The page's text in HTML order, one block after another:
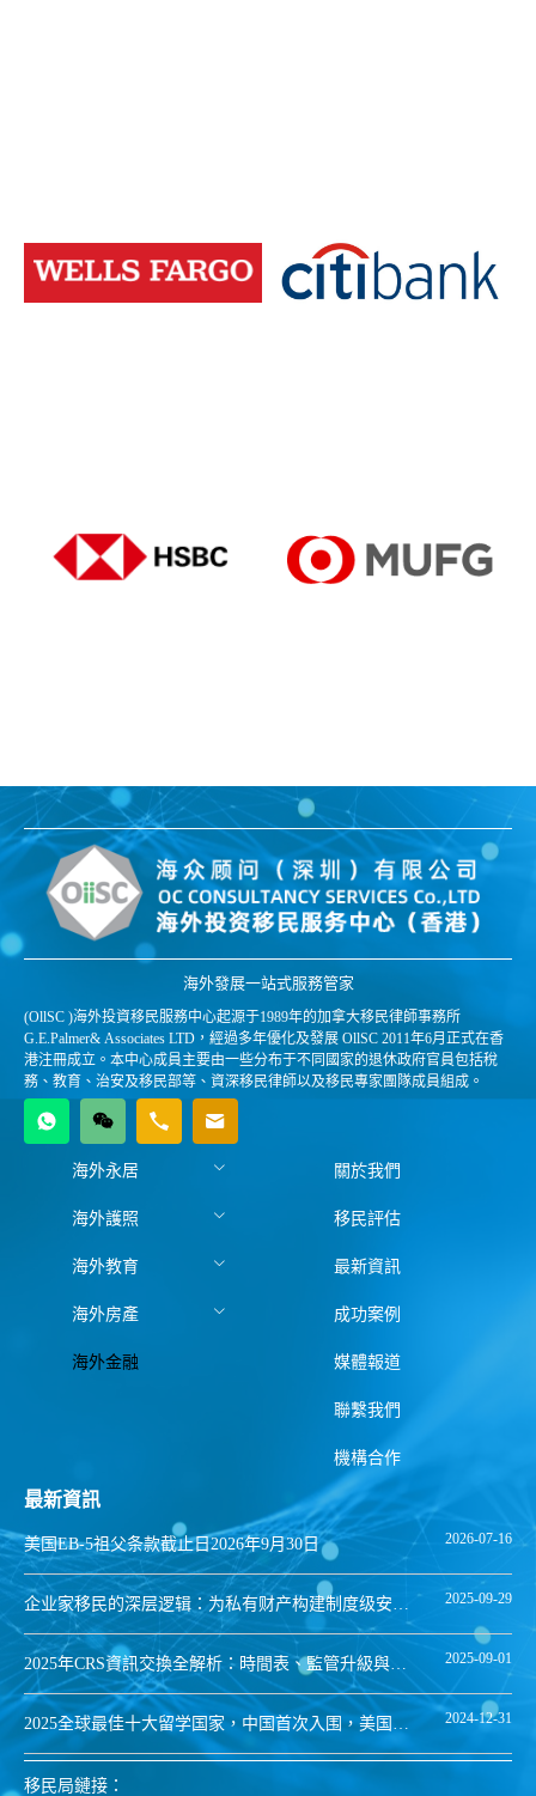
海外發展一站式服務管家
(OllSC )海外投資移民服務中心起源于1989年的加拿大移民律師事務所
G.E.Palmer& Associates LTD，經過多年優化及發展 OllSC 2011年6月正式在香
港注冊成立。本中心成員主要由一些分布于不同國家的退休政府官員包括稅
務、教育、治安及移民部等、資深移民律師以及移民專家團隊成員組成。
海外永居
海外護照
海外教育
海外房產
海外金融
關於我們
移民評估
最新資訊
成功案例
媒體報道
聯繫我們
機構合作
最新資訊
2026-07-16
美国EB-5祖父条款截止日2026年9月30日
2025-09-29
企业家移民的深层逻辑：为私有财产构建制度级安全
保障
2025-09-01
2025年CRS資訊交換全解析：時間表、監管升級與身
份規劃關鍵點
2024-12-31
2025全球最佳十大留学国家，中国首次入围，美国重
回第一
移民局鏈接：